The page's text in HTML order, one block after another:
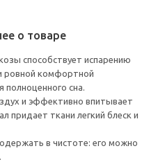
о товаре
способствует испарению
ровной комфортной
сна.
и эффективно впитывает
придает ткани легкий блеск и
в чистоте: его можно